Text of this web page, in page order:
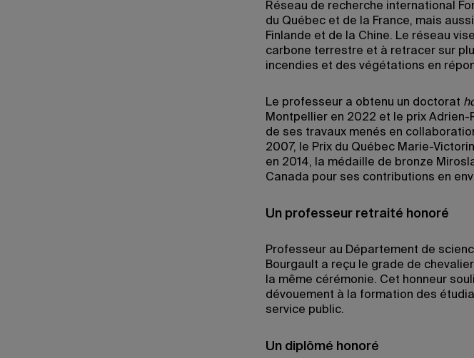
Réseau de recherche international
du Québec et de la France, mais
Finlande et de la Chine. Le réseau
carbone terrestre et à retracer sur
incendies et des végétations en
Le professeur a obtenu un doctorat
Montpellier en 2022 et le prix Adrien-
de ses travaux menés en
2007, le Prix du Québec Marie-
en 2014, la médaille de bronze
Canada pour ses contributions en
Un professeur retraité honoré
Professeur au Département de
Bourgault a reçu le grade de
la même cérémonie. Cet honneur
dévouement à la formation des
service public.
Un diplômé honoré